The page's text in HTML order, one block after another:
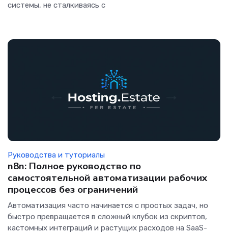
системы, не сталкиваясь с
Руководства и туториалы
n8n: Полное руководство по
самостоятельной автоматизации рабочих
процессов без ограничений
Автоматизация часто начинается с простых задач, но
быстро превращается в сложный клубок из скриптов,
кастомных интеграций и растущих расходов на SaaS-